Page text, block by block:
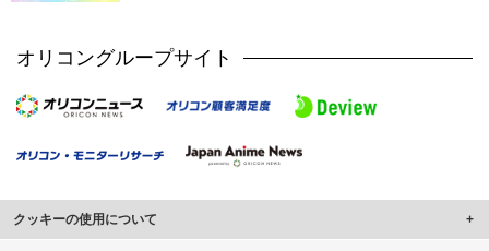
オリコングループサイト
クッキーの使用について